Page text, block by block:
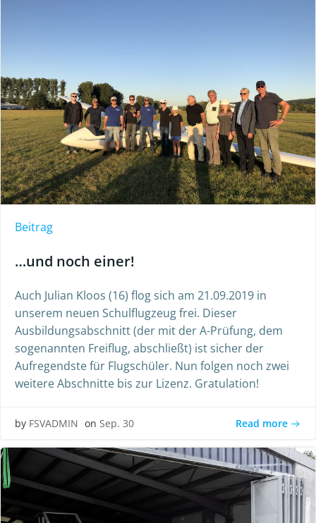
Beitrag
…und noch einer!
Auch Julian Kloos (16) flog sich am 21.09.2019 in
unserem neuen Schulflugzeug frei. Dieser
Ausbildungsabschnitt (der mit der A-Prüfung, dem
sogenannten Freiflug, abschließt) ist sicher der
Aufregendste für Flugschüler. Nun folgen noch zwei
weitere Abschnitte bis zur Lizenz. Gratulation!
by FSVADMIN on Sep. 30 Read more